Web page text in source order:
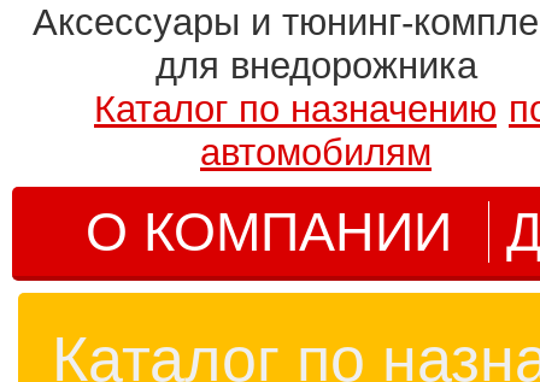
Аксессуары и тюнинг-
для внедорожника
Каталог по назначению
автомобилям
О КОМПАНИИ
Каталог по